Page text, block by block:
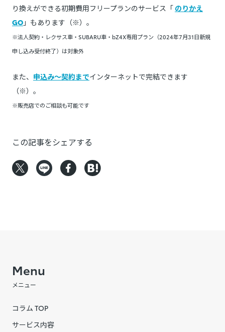
り換えができる初期費用フリープランのサービス「 のりかえ
GO 」もあります（※）。
※法人契約・レクサス車・SUBARU車・bZ4X専用プラン（2024年7月31日新規
申し込み受付終了）は対象外
また、 申込み～契約までインターネットで完結できます
（※）。
※販売店でのご相談も可能です
この記事をシェアする
Menu
メニュー
コラム TOP
サービス内容